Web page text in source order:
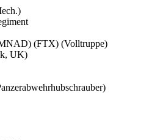
(FTX) (Volltruppe)
UK)